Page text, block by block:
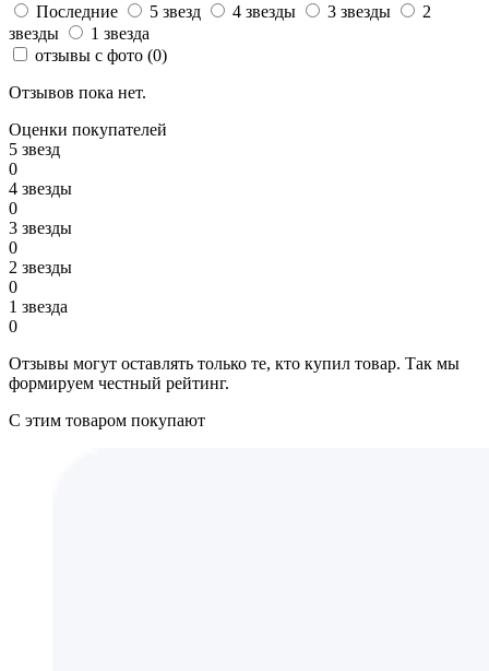
Последние
5 звезд 4 звезды 3 звезды
2
звезды
1 звезда
отзывы с фото (0)
Отзывов пока нет.
Оценки покупателей
5 звезд
0
4 звезды
0
3 звезды
0
2 звезды
0
1 звезда
0
Отзывы могут оставлять только те, кто купил товар. Так мы
формируем честный рейтинг.
С этим товаром покупают